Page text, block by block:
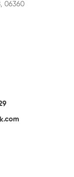
06360